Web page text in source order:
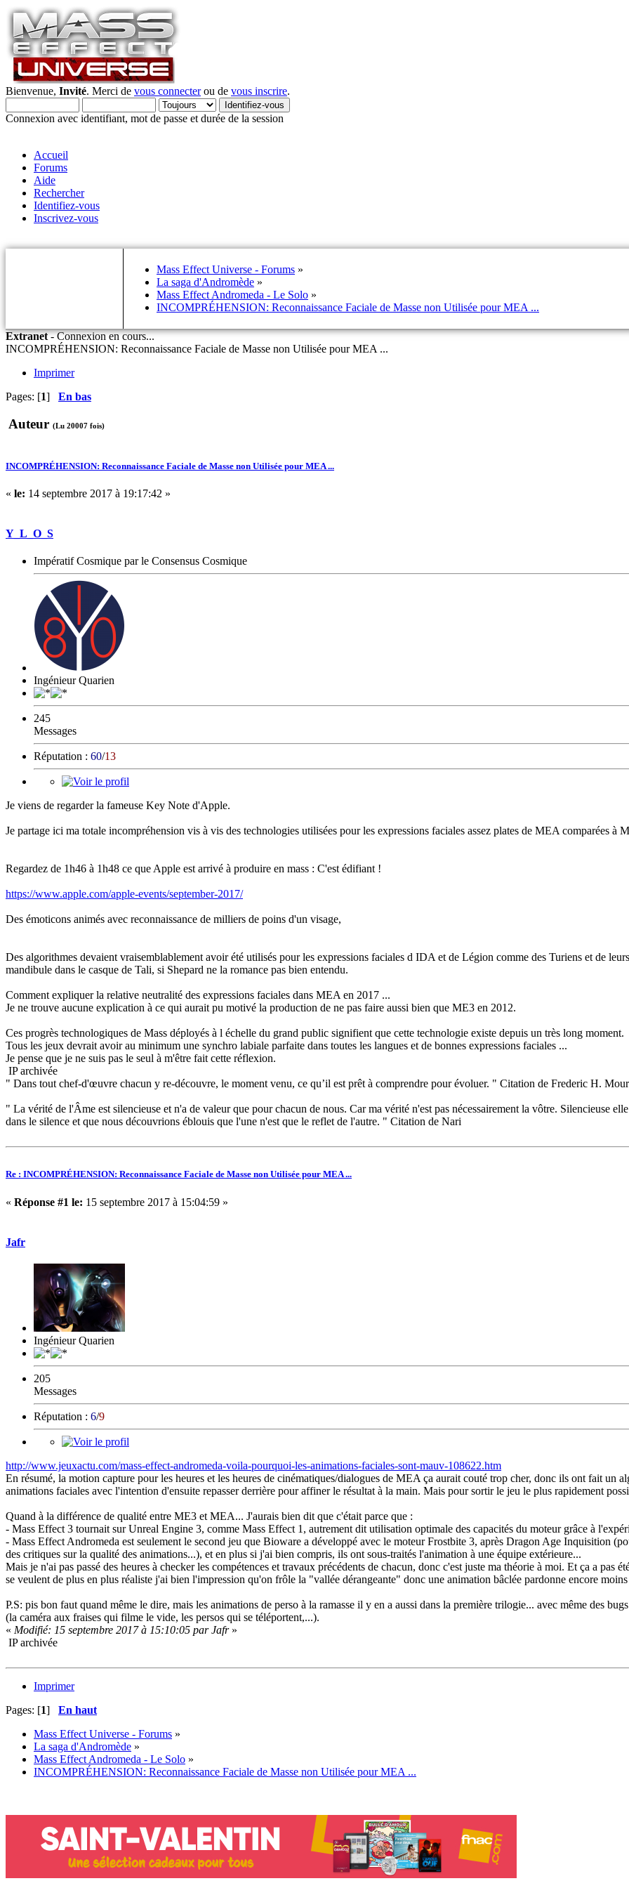
Bienvenue, Invité. Merci de vous connecterou de vous inscrire.
Connexion avec identifiant, mot de passe et durée de la session
Accueil
Forums
Aide
Rechercher
Identifiez-vous
Inscrivez-vous
Mass Effect Universe - Forums »
La saga d'Andromède »
Mass Effect Andromeda - Le Solo »
INCOMPRÉHENSION: Reconnaissance Faciale de Masse non Utilisée pour MEA ...
Extranet-Connexion en cours...
INCOMPRÉHENSION: Reconnaissance Faciale de Masse non Utilisée pour MEA ...
Imprimer
Pages: [1] En bas
Auteur (Lu 20007 fois)
INCOMPRÉHENSION: Reconnaissance Faciale de Masse non Utilisée pour MEA ...
« le: 14 septembre 2017 à 19:17:42 »
Y_L_O_S
Impératif Cosmique par le Consensus Cosmique
Ingénieur Quarien
245
Messages
Réputation : 60/13
Je viens de regarder la fameuse Key Note d'Apple.
Je partage ici ma totale incompréhension vis à vis des technologies utilisées pour les expressions faciales assez plates de MEA comparées à
Regardez de 1h46 à 1h48 ce que Apple est arrivé à produire en mass : C'est édifiant !
https://www.apple.com/apple-events/september-2017/
Des émoticons animés avec reconnaissance de milliers de poins d'un visage,
Des algorithmes devaient vraisemblablement avoir été utilisés pour les expressions faciales d IDA et de Légion comme des Turiens et de
mandibule dans le casque de Tali, si Shepard ne la romance pas bien entendu.
Comment expliquer la relative neutralité des expressions faciales dans MEA en 2017 ...
Je ne trouve aucune explication à ce qui aurait pu motivé la production de ne pas faire aussi bien que ME3 en 2012.
Ces progrès technologiques de Mass déployés à l échelle du grand public signifient que cette technologie existe depuis un très long moment.
Tous les jeux devrait avoir au minimum une synchro labiale parfaite dans toutes les langues et de bonnes expressions faciales ...
Je pense que je ne suis pas le seul à m'être fait cette réflexion.
IP archivée
" Dans tout chef-d'œuvre chacun y re-découvre, le moment venu, ce qu’il est prêt à comprendre pour évoluer. " Citation de Frederic H.
" La vérité de l'Âme est silencieuse et n'a de valeur que pour chacun de nous. Car ma vérité n'est pas nécessairement la vôtre. Silencieuse
dans le silence et que nous découvrions éblouis que l'une n'est que le reflet de l'autre. " Citation de Nari
Re : INCOMPRÉHENSION: Reconnaissance Faciale de Masse non Utilisée pour MEA ...
« Réponse #1 le: 15 septembre 2017 à 15:04:59 »
Jafr
Ingénieur Quarien
205
Messages
Réputation : 6/9
http://www.jeuxactu.com/mass-effect-andromeda-voila-pourquoi-les-animations-faciales-sont-mauv-108622.htm
En résumé, la motion capture pour les heures et les heures de cinématiques/dialogues de MEA ça aurait couté trop cher, donc ils ont fait un
animations faciales avec l'intention d'ensuite repasser derrière pour affiner le résultat à la main. Mais pour sortir le jeu le plus rapidement
Quand à la différence de qualité entre ME3 et MEA... J'aurais bien dit que c'était parce que :
- Mass Effect 3 tournait sur Unreal Engine 3, comme Mass Effect 1, autrement dit utilisation optimale des capacités du moteur grâce à
- Mass Effect Andromeda est seulement le second jeu que Bioware a développé avec le moteur Frostbite 3, après Dragon Age Inquisition
des critiques sur la qualité des animations...), et en plus si j'ai bien compris, ils ont sous-traités l'animation à une équipe extérieure...
Mais je n'ai pas passé des heures à checker les compétences et travaux précédents de chacun, donc c'est juste ma théorie à moi. Et ça a pas
se veulent de plus en plus réaliste j'ai bien l'impression qu'on frôle la "vallée dérangeante" donc une animation bâclée pardonne encore
P.S: pis bon faut quand même le dire, mais les animations de perso à la ramasse il y en a aussi dans la première trilogie... avec même des
(la caméra aux fraises qui filme le vide, les persos qui se téléportent,...).
« Modifié: 15 septembre 2017 à 15:10:05 par Jafr»
IP archivée
Imprimer
Pages: [1] En haut
Mass Effect Universe - Forums »
La saga d'Andromède »
Mass Effect Andromeda - Le Solo »
INCOMPRÉHENSION: Reconnaissance Faciale de Masse non Utilisée pour MEA ...